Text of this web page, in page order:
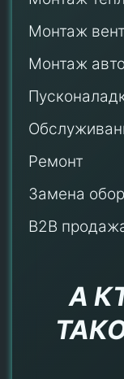
Монтаж
Монтаж
Ремонт
Замена
B2B
А